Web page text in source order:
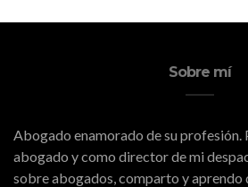
Sobre mí
Abogado enamorado de su profesión.
abogado y como director de mi
sobre abogados, comparto y aprendo